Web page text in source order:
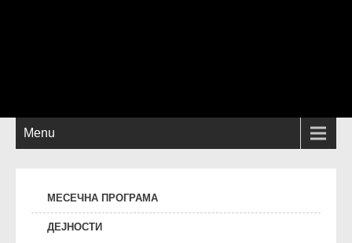
Menu
МЕСЕЧНА ПРОГРАМА
ДЕЈНОСТИ